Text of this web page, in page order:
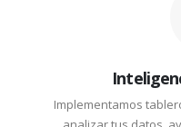
Implementamos